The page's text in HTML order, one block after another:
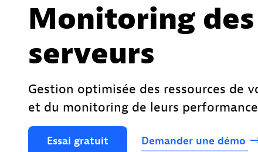
Monitoring des
serveurs
Gestion optimisée des ressources de
et du monitoring de leurs
Essai gratuit Demander une démo